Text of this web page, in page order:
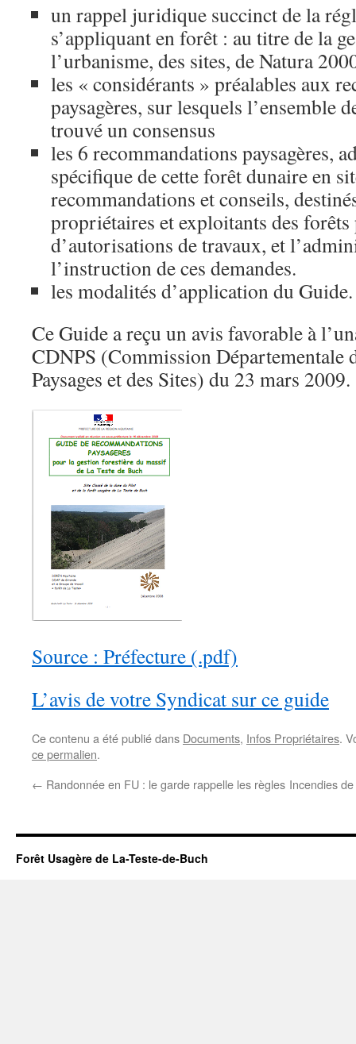
un rappel juridique succinct de la
s’appliquant en forêt : au titre de la
l’urbanisme, des sites, de Natura
les « considérants » préalables aux
paysagères, sur lesquels l’ensemble
trouvé un consensus
les 6 recommandations paysagères,
spécifique de cette forêt dunaire en
recommandations et conseils,
propriétaires et exploitants des
d’autorisations de travaux, et
l’instruction de ces demandes.
les modalités d’application du Guide.
Ce Guide a reçu un avis favorable à
CDNPS (Commission Départementale
Paysages et des Sites) du 23 mars 2009.
Source : Préfecture (.pdf)
L’avis de votre Syndicat sur ce guide
Ce contenu a été publié dans Documents, Infos Propriétaires.
ce permalien.
← Randonnée en FU : le garde rappelle les règles Incendies
Forêt Usagère de La-Teste-de-Buch